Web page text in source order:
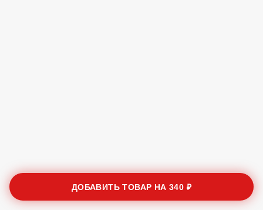
ДОБАВИТЬ ТОВАР НА340 ₽